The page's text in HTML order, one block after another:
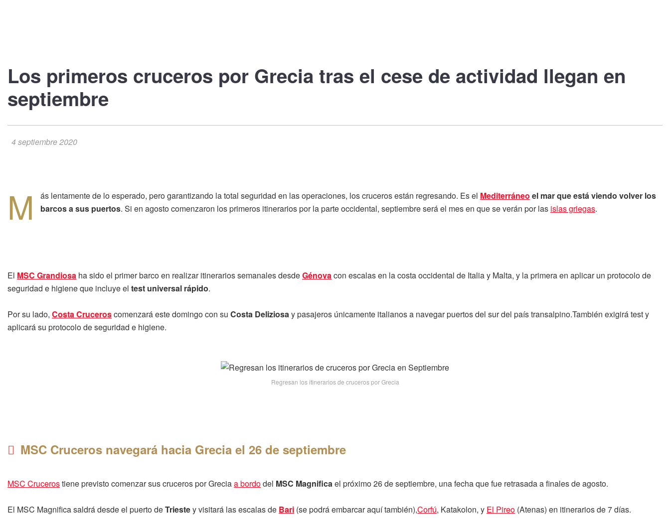
Los primeros cruceros por Grecia tras el cese de actividad llegan en
septiembre
4 septiembre 2020
M ás lentamente de lo esperado, pero garantizando la total seguridad en las operaciones, los cruceros están regresando. Es el Mediterráneo el mar que está viendo volver los
barcos a sus puertos. Si en agosto comenzaron los primeros itinerarios por la parte occidental, septiembre será el mes en que se verán por las islas griegas.
El MSC Grandiosa ha sido el primer barco en realizar itinerarios semanales desdeGénova con escalas en la costa occidental de Italia y Malta, y la primera en aplicar un protocolo de
seguridad e higiene que incluye el test universal rápido.
Por su lado, Costa Cruceroscomenzará este domingo con su Costa Deliziosa y pasajeros únicamente italianos a navegar puertos del sur del país transalpino.También exigirá test y
aplicará su protocolo de seguridad e higiene.
Regresan los itinerarios de cruceros por Grecia
MSC Cruceros navegará hacia Grecia el 26 de septiembre
MSC Crucerostiene previsto comenzar sus cruceros por Greciaa bordodel MSC Magnificael próximo 26 de septiembre, una fecha que fue retrasada a finales de agosto.
El MSC Magnifica saldrá desde el puerto deTriestey visitará las escalas de Bari (se podrá embarcar aquí también),Corfú, Katakolon, y El Pireo (Atenas) en itinerarios de 7 días.